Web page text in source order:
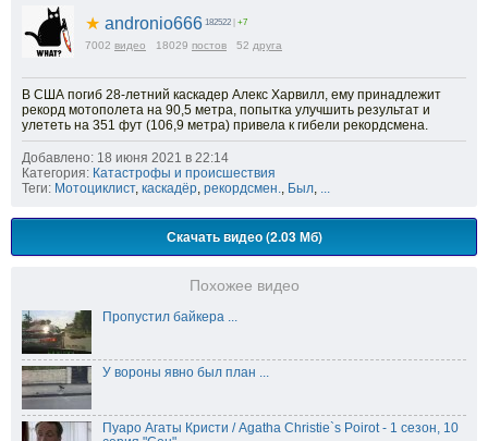
★ andronio666 182522 | +7
7002 видео 18029 постов 52 друга
В США погиб 28-летний каскадер Алекс Харвилл, ему принадлежит
рекорд мотополета на 90,5 метра, попытка улучшить результат и
улететь на 351 фут (106,9 метра) привела к гибели рекордсмена.
Добавлено: 18 июня 2021 в 22:14
Категория: Катастрофы и происшествия
Теги: Мотоциклист, каскадёр рекордсмен. Был
Скачать видео (2.03 Мб)
Похожее видео
Пропустил байкера ...
У вороны явно был план ...
Пуаро Агаты Кристи / Agatha Christie`s Poirot - 1 сезон, 10